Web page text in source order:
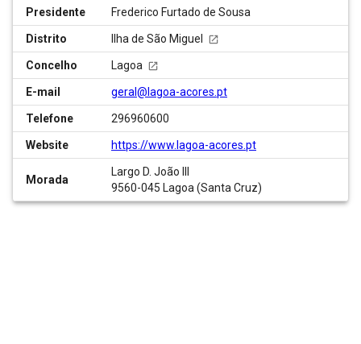
Presidente Frederico Furtado de Sousa
Distrito Ilha de São Miguel
Concelho Lagoa
E-mail geral@lagoa-acores.pt
Telefone 296960600
Website https://www.lagoa-acores.pt
Morada
Largo D. João III
9560-045 Lagoa (Santa Cruz)